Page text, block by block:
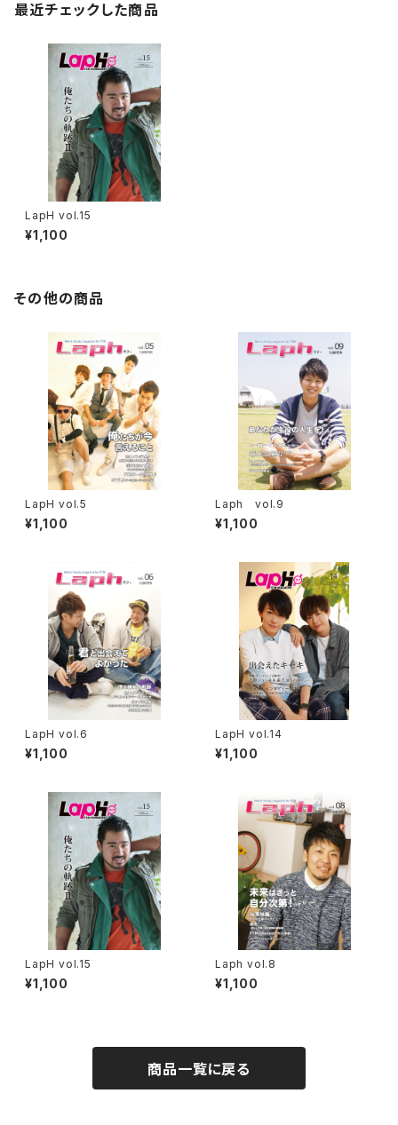
最近チェックした商品
LapH vol.15
¥1,100
その他の商品
LapH vol.5
¥1,100
Laph vol.9
¥1,100
LapH vol.6
¥1,100
LapH vol.14
¥1,100
LapH vol.15
¥1,100
Laph vol.8
¥1,100
商品一覧に戻る